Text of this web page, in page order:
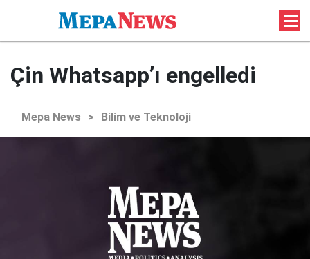
Çin Whatsapp’ı engelledi
Mepa News > Bilim ve Teknoloji